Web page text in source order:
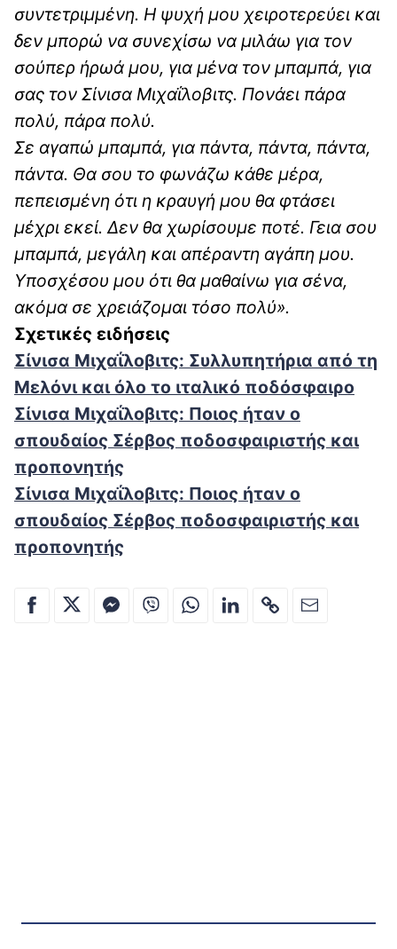
συντετριμμένη. Η ψυχή μου χειροτερεύει και
δεν μπορώ να συνεχίσω να μιλάω για τον
σούπερ ήρωά μου, για μένα τον μπαμπά, για
σας τον Σίνισα Μιχαΐλοβιτς. Πονάει πάρα
πολύ, πάρα πολύ.
Σε αγαπώ μπαμπά, για πάντα, πάντα, πάντα,
πάντα. Θα σου το φωνάζω κάθε μέρα,
πεπεισμένη ότι η κραυγή μου θα φτάσει
μέχρι εκεί. Δεν θα χωρίσουμε ποτέ. Γεια σου
μπαμπά, μεγάλη και απέραντη αγάπη μου.
Υποσχέσου μου ότι θα μαθαίνω για σένα,
ακόμα σε χρειάζομαι τόσο πολύ».
Σχετικές ειδήσεις
Σίνισα Μιχαΐλοβιτς: Συλλυπητήρια από τη
Μελόνι και όλο το ιταλικό ποδόσφαιρο
Σίνισα Μιχαΐλοβιτς: Ποιος ήταν ο
σπουδαίος Σέρβος ποδοσφαιριστής και
προπονητής
Σίνισα Μιχαΐλοβιτς: Ποιος ήταν ο
σπουδαίος Σέρβος ποδοσφαιριστής και
προπονητής